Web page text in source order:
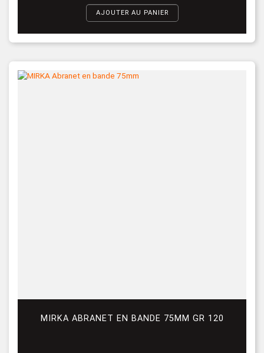
AJOUTER AU PANIER
MIRKA ABRANET EN BANDE 75MM GR 120